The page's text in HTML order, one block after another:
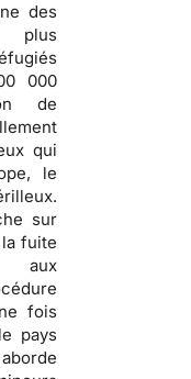
des
plus
000
de
qui
le
sur
fuite
fois
pays